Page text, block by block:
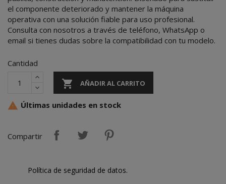
el componente deteriorado y mantener la máquina
operativa con una solución fiable para uso profesional.
Consulta con nosotros a través de teléfono, WhatsApp o
email si tienes dudas sobre la compatibilidad con tu modelo.
Cantidad
 AÑADIR AL CARRITO
 Últimas unidades en stock
Compartir
Política de seguridad de datos.